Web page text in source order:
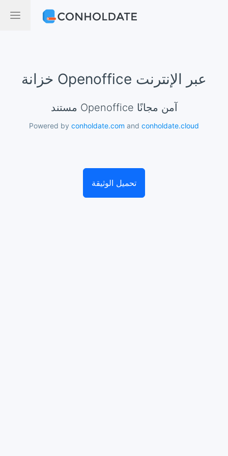
خزانة Openoffice عبر الإنترنت
مستند Openoffice آمن مجانًا
Powered by conholdate.com and conholdate.cloud
تحميل الوثيقة